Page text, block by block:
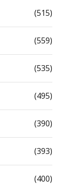
(515)
(559)
(535)
(495)
(390)
(393)
(400)